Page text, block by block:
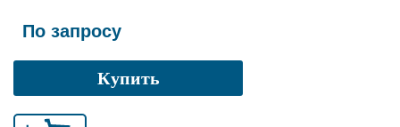
По запросу
Купить